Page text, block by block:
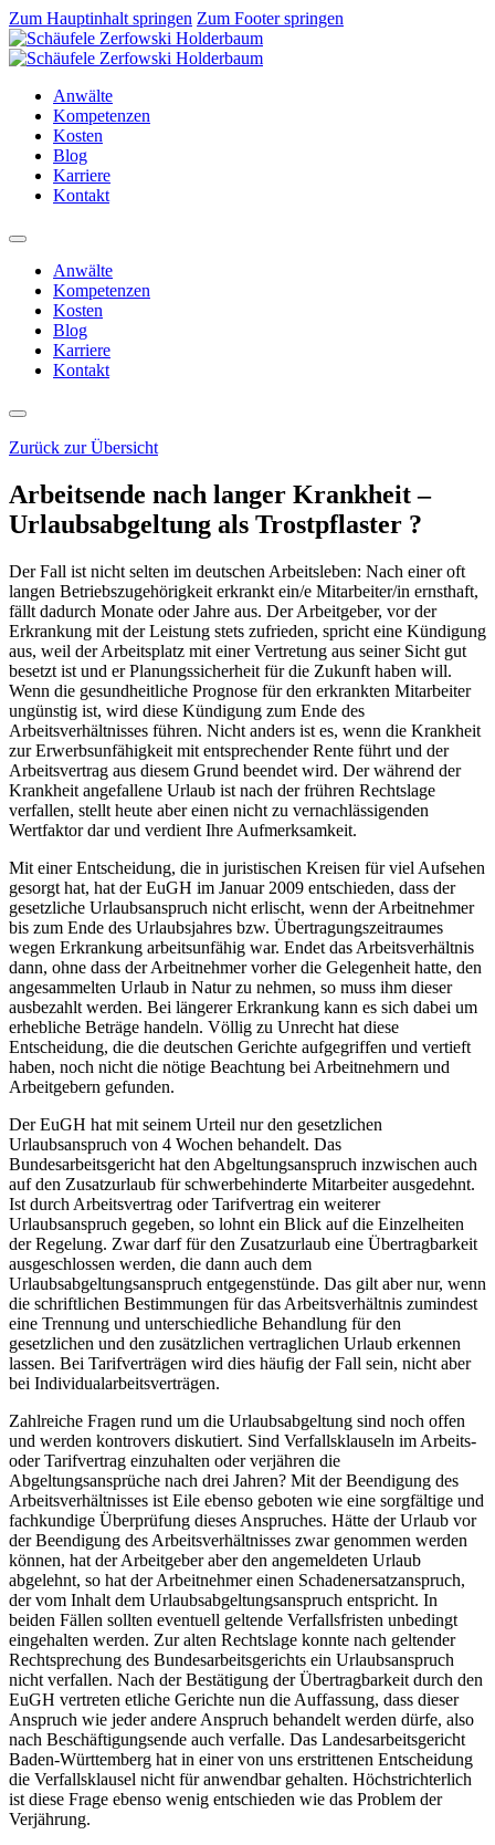
Zum Hauptinhalt springen Zum Footer springen
Anwälte
Kompetenzen
Kosten
Blog
Karriere
Kontakt
Anwälte
Kompetenzen
Kosten
Blog
Karriere
Kontakt
Zurück zur Übersicht
Arbeitsende nach langer Krankheit –
Urlaubsabgeltung als Trostpflaster ?
Der Fall ist nicht selten im deutschen Arbeitsleben: Nach einer oft
langen Betriebszugehörigkeit erkrankt ein/e Mitarbeiter/in ernsthaft,
fällt dadurch Monate oder Jahre aus. Der Arbeitgeber, vor der
Erkrankung mit der Leistung stets zufrieden, spricht eine Kündigung
aus, weil der Arbeitsplatz mit einer Vertretung aus seiner Sicht gut
besetzt ist und er Planungssicherheit für die Zukunft haben will.
Wenn die gesundheitliche Prognose für den erkrankten Mitarbeiter
ungünstig ist, wird diese Kündigung zum Ende des
Arbeitsverhältnisses führen. Nicht anders ist es, wenn die Krankheit
zur Erwerbsunfähigkeit mit entsprechender Rente führt und der
Arbeitsvertrag aus diesem Grund beendet wird. Der während der
Krankheit angefallene Urlaub ist nach der frühren Rechtslage
verfallen, stellt heute aber einen nicht zu vernachlässigenden
Wertfaktor dar und verdient Ihre Aufmerksamkeit.
Mit einer Entscheidung, die in juristischen Kreisen für viel Aufsehen
gesorgt hat, hat der EuGH im Januar 2009 entschieden, dass der
gesetzliche Urlaubsanspruch nicht erlischt, wenn der Arbeitnehmer
bis zum Ende des Urlaubsjahres bzw. Übertragungszeitraumes
wegen Erkrankung arbeitsunfähig war. Endet das Arbeitsverhältnis
dann, ohne dass der Arbeitnehmer vorher die Gelegenheit hatte, den
angesammelten Urlaub in Natur zu nehmen, so muss ihm dieser
ausbezahlt werden. Bei längerer Erkrankung kann es sich dabei um
erhebliche Beträge handeln. Völlig zu Unrecht hat diese
Entscheidung, die die deutschen Gerichte aufgegriffen und vertieft
haben, noch nicht die nötige Beachtung bei Arbeitnehmern und
Arbeitgebern gefunden.
Der EuGH hat mit seinem Urteil nur den gesetzlichen
Urlaubsanspruch von 4 Wochen behandelt. Das
Bundesarbeitsgericht hat den Abgeltungsanspruch inzwischen auch
auf den Zusatzurlaub für schwerbehinderte Mitarbeiter ausgedehnt.
Ist durch Arbeitsvertrag oder Tarifvertrag ein weiterer
Urlaubsanspruch gegeben, so lohnt ein Blick auf die Einzelheiten
der Regelung. Zwar darf für den Zusatzurlaub eine Übertragbarkeit
ausgeschlossen werden, die dann auch dem
Urlaubsabgeltungsanspruch entgegenstünde. Das gilt aber nur, wenn
die schriftlichen Bestimmungen für das Arbeitsverhältnis zumindest
eine Trennung und unterschiedliche Behandlung für den
gesetzlichen und den zusätzlichen vertraglichen Urlaub erkennen
lassen. Bei Tarifverträgen wird dies häufig der Fall sein, nicht aber
bei Individualarbeitsverträgen.
Zahlreiche Fragen rund um die Urlaubsabgeltung sind noch offen
und werden kontrovers diskutiert. Sind Verfallsklauseln im Arbeits-
oder Tarifvertrag einzuhalten oder verjähren die
Abgeltungsansprüche nach drei Jahren? Mit der Beendigung des
Arbeitsverhältnisses ist Eile ebenso geboten wie eine sorgfältige und
fachkundige Überprüfung dieses Anspruches. Hätte der Urlaub vor
der Beendigung des Arbeitsverhältnisses zwar genommen werden
können, hat der Arbeitgeber aber den angemeldeten Urlaub
abgelehnt, so hat der Arbeitnehmer einen Schadenersatzanspruch,
der vom Inhalt dem Urlaubsabgeltungsanspruch entspricht. In
beiden Fällen sollten eventuell geltende Verfallsfristen unbedingt
eingehalten werden. Zur alten Rechtslage konnte nach geltender
Rechtsprechung des Bundesarbeitsgerichts ein Urlaubsanspruch
nicht verfallen. Nach der Bestätigung der Übertragbarkeit durch den
EuGH vertreten etliche Gerichte nun die Auffassung, dass dieser
Anspruch wie jeder andere Anspruch behandelt werden dürfe, also
nach Beschäftigungsende auch verfalle. Das Landesarbeitsgericht
Baden-Württemberg hat in einer von uns erstrittenen Entscheidung
die Verfallsklausel nicht für anwendbar gehalten. Höchstrichterlich
ist diese Frage ebenso wenig entschieden wie das Problem der
Verjährung.